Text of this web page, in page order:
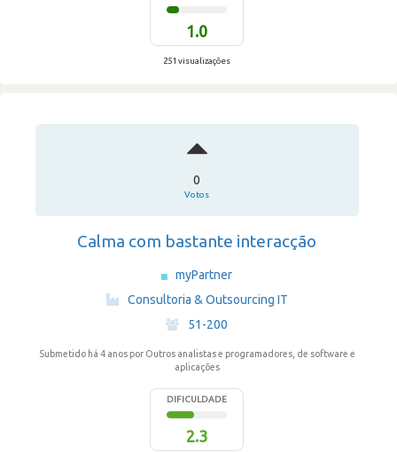
1.0
251 visualizações
0
Votos
Calma com bastante interacção
myPartner
·
Consultoria & Outsourcing IT
·
51-200
Submetido há 4 anos por Outros analistas e programadores, de software e
aplicações
DIFICULDADE
2.3